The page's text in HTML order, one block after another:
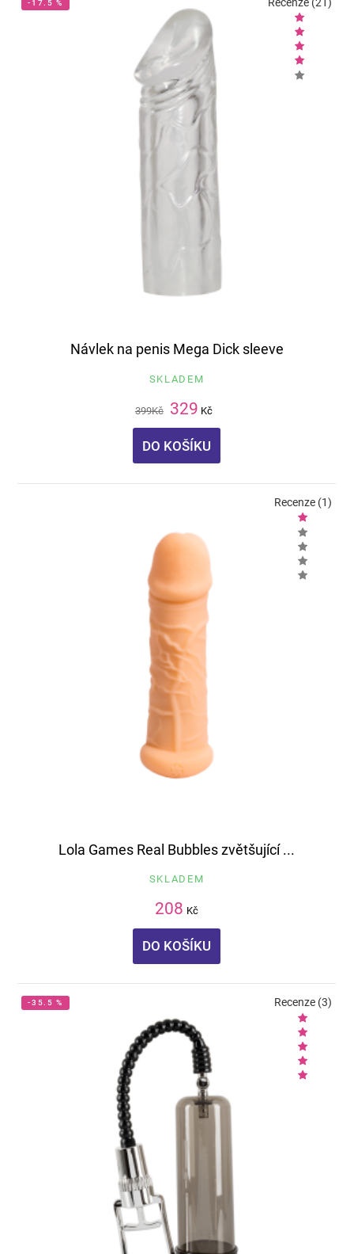
-17.5 %
Návlek na penis Mega Dick sleeve
SKLADEM
399Kč 329 Kč
DO KOŠÍKU
Lola Games Real Bubbles zvětšující ...
SKLADEM
208 Kč
DO KOŠÍKU
Recenze (1)
-35.5 % Recenze (3)